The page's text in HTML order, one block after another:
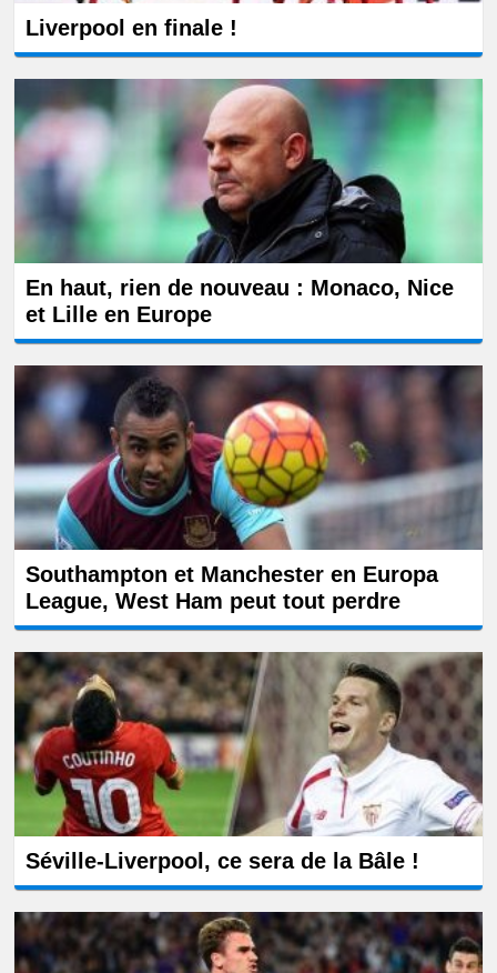
Liverpool en finale !
En haut, rien de nouveau : Monaco, Nice
et Lille en Europe
Southampton et Manchester en Europa
League, West Ham peut tout perdre
Séville-Liverpool, ce sera de la Bâle !